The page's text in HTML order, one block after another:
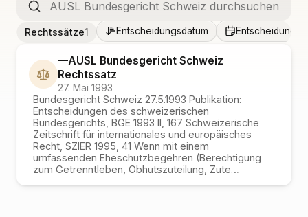
Rechtssätze1 Entscheidungsdatum
—AUSL Bundesgericht Schweiz
Rechtssatz
27. Mai 1993
Bundesgericht Schweiz 27.5.1993 Publikation:
Entscheidungen des schweizerischen
Bundesgerichts, BGE 1993 II, 167 Schweizerische
Zeitschrift für internationales und europäisches
Recht, SZIER 1995, 41 Wenn mit einem
umfassenden Eheschutzbegehren (Berechtigung
zum Getrenntleben, Obhutszuteilung, Zute…